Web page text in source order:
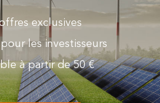
offres exclusives
les investisseurs
à partir de 50 €